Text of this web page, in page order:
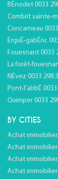
BÉnodet 0033
Combrit sainte-
Concarneau
ErguÉ-gabÉric
Fouesnant 0033
La forêt-
NÉvez 0033
Pont-l'abbÉ 0033
Quimper 0033
BY CITIES
Achat
Achat
Achat
Achat